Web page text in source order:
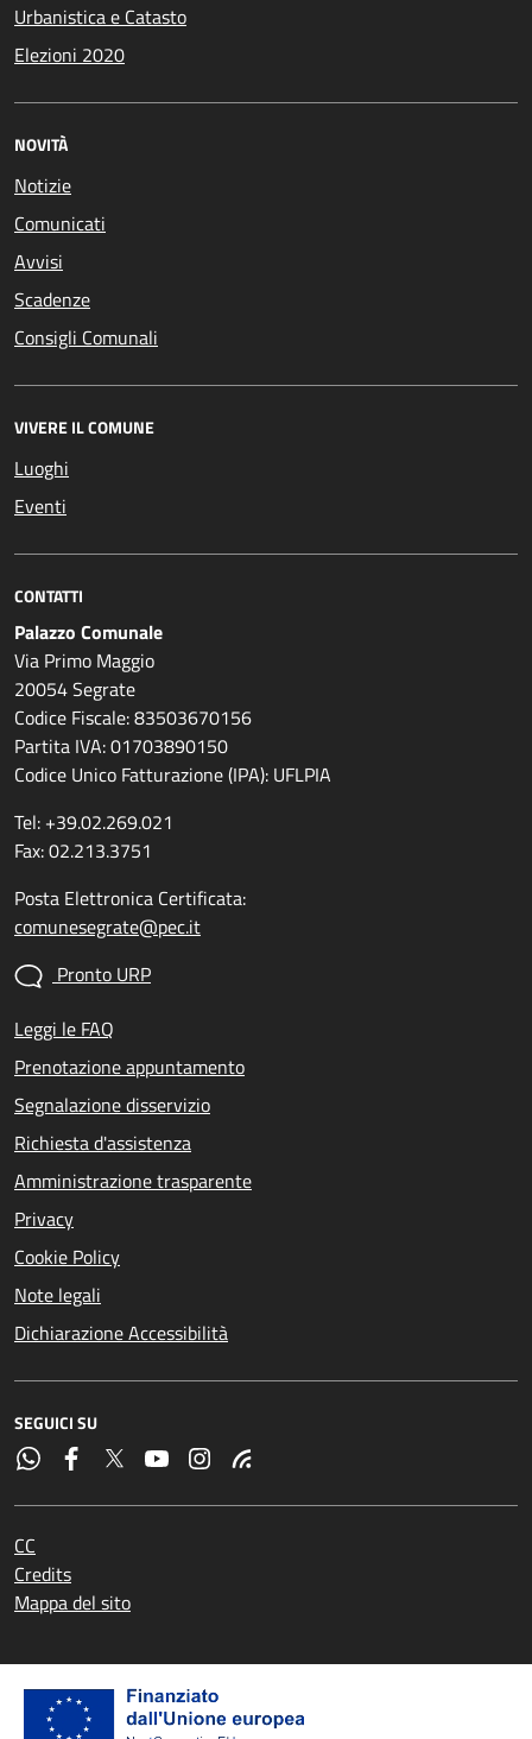
Urbanistica e Catasto
Elezioni 2020
NOVITÀ
Notizie
Comunicati
Avvisi
Scadenze
Consigli Comunali
VIVERE IL COMUNE
Luoghi
Eventi
CONTATTI
Palazzo Comunale
Via Primo Maggio
20054 Segrate
Codice Fiscale: 83503670156
Partita IVA: 01703890150
Codice Unico Fatturazione (IPA): UFLPIA
Tel: +39.02.269.021
Fax: 02.213.3751
Posta Elettronica Certificata:
comunesegrate@pec.it
Pronto URP
Leggi le FAQ
Prenotazione appuntamento
Segnalazione disservizio
Richiesta d'assistenza
Amministrazione trasparente
Privacy
Cookie Policy
Note legali
Dichiarazione Accessibilità
SEGUICI SU
CC
Credits
Mappa del sito